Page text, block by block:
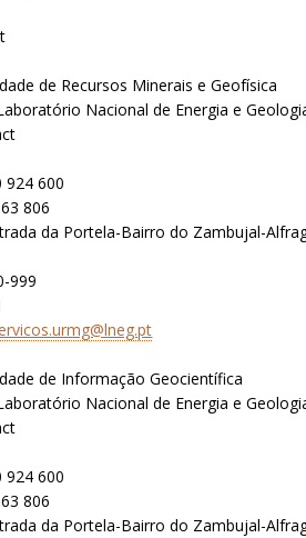
de Recursos Minerais e Geofísica
Nacional de Energia e
924 600
806
da Portela-Bairro do Zambujal-
999
de Informação Geocientífica
Nacional de Energia e
924 600
806
da Portela-Bairro do Zambujal-